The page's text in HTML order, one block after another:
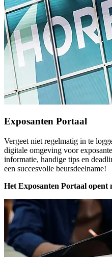
Exposanten Portaal
Vergeet niet regelmatig in te
digitale omgeving voor
informatie, handige tips en
een succesvolle beursdeelname!
Het Exposanten Portaal opent